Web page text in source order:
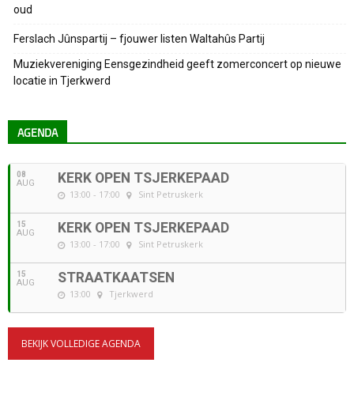
oud
Ferslach Jûnspartij – fjouwer listen Waltahûs Partij
Muziekvereniging Eensgezindheid geeft zomerconcert op nieuwe
locatie in Tjerkwerd
AGENDA
08
AUG KERK OPEN TSJERKEPAAD
13:00 - 17:00 Sint Petruskerk
15
AUG KERK OPEN TSJERKEPAAD
13:00 - 17:00 Sint Petruskerk
15
AUG STRAATKAATSEN
13:00 Tjerkwerd
BEKIJK VOLLEDIGE AGENDA